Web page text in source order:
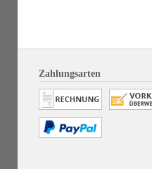
Zahlungsarten